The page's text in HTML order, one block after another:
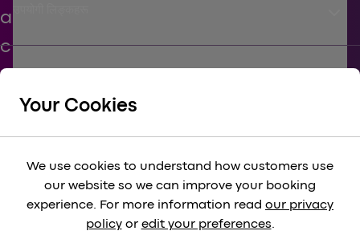
keyboard_arrow_down
कॉर्पोरेट keyboard_arrow_down
विधि-सम्‍मत keyboard_arrow_down
Your Cookies
We use cookies to understand how customers use
our website so we can improve your booking
experience. For more information read our privacy
policyor edit your preferences.